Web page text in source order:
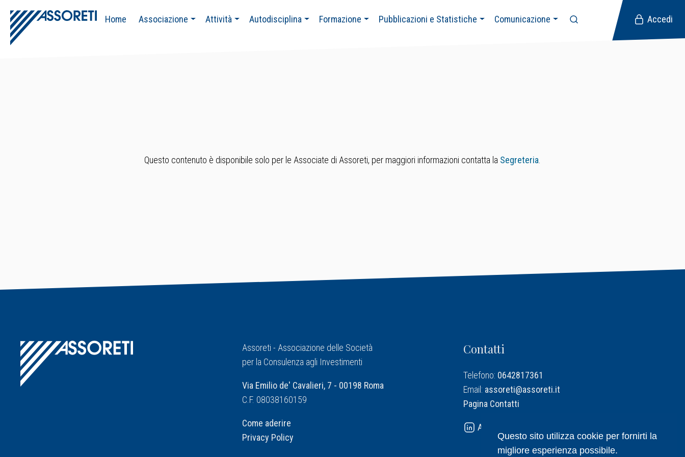
Questo sito utilizza cookie per fornirti la
migliore esperienza possibile.
Accedi
Home Associazione Attività Autodisciplina Formazione Pubblicazioni e Statistiche Comunicazione
Questo contenuto è disponibile solo per le Associate di Assoreti, per maggiori informazioni contatta la Segreteria
Assoreti - Associazione delle Società
per la Consulenza agli Investimenti
Via Emilio de' Cavalieri, 7 - 00198 Roma
C.F. 08038160159
Come aderire
Privacy Policy
Contatti
Telefono: 0642817361
Email: assoreti@assoreti.it
Pagina Contatti
Assoreti su Linkedin